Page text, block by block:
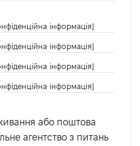
інформація]
інформація]
інформація]
інформація]
або поштова
агентство з питань